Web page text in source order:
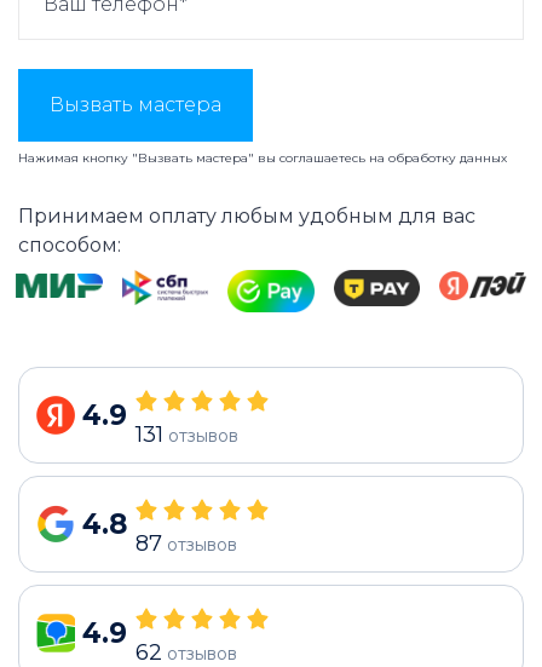
Вызвать мастера
Нажимая кнопку "Вызвать мастера" вы соглашаетесь на обработку данных
Принимаем оплату любым удобным для вас
способом:
4.9
131 отзывов
4.8
87 отзывов
4.9
62 отзывов